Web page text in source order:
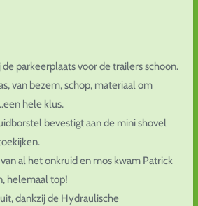
parkeerplaats voor de trailers schoon.
van bezem, schop, materiaal om
hele klus.
bevestigt aan de mini shovel
al het onkruid en mos kwam Patrick
helemaal top!
dankzij de Hydraulische